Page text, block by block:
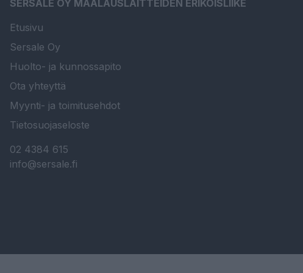
SERSALE OY MAALAUSLAITTEIDEN ERIKOISLIIKE
Etusivu
Sersale Oy
Huolto- ja kunnossapito
Ota yhteyttä
Myynti- ja toimitusehdot
Tietosuojaseloste
02 4384 615
info@sersale.fi